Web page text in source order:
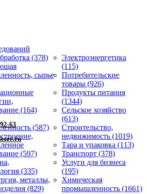
(378)
сырье
(164)
(587)
(597)
(335)
металлы,
(829)
Электроэнергетика
(115)
Потребительские
товары (926)
Продукты питания
(1344)
Сельское хозяйство
(613)
Строительство,
недвижимость (1019)
Тара и упаковка (113)
Транспорт (378)
Услуги для бизнеса
(195)
Химическая
промышленность (1661)
63